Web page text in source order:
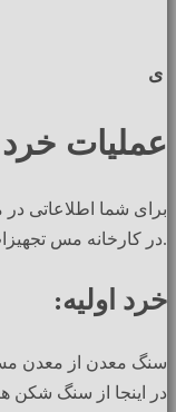
ی
عملیات خرد
برای شما اطلاعاتی
.در کارخانه مس
خرد اولیه:
سنگ معدن از معدن
در اینجا از سنگ